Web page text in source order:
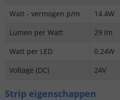
Watt - vermogen p/m
14.4W
Lumen per Watt
29 lm
Watt per LED
0.24W
Voltage (DC)
24V
Strip eigenschappen